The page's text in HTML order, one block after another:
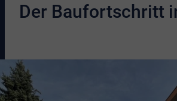
Der Baufortschritt